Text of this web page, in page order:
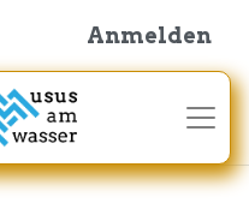
Anmelden